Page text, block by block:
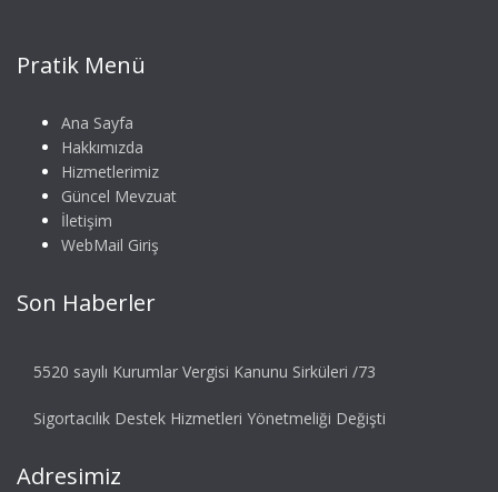
Pratik Menü
Ana Sayfa
Hakkımızda
Hizmetlerimiz
Güncel Mevzuat
İletişim
WebMail Giriş
Son Haberler
5520 sayılı Kurumlar Vergisi Kanunu Sirküleri /73
Sigortacılık Destek Hizmetleri Yönetmeliği Değişti
Adresimiz